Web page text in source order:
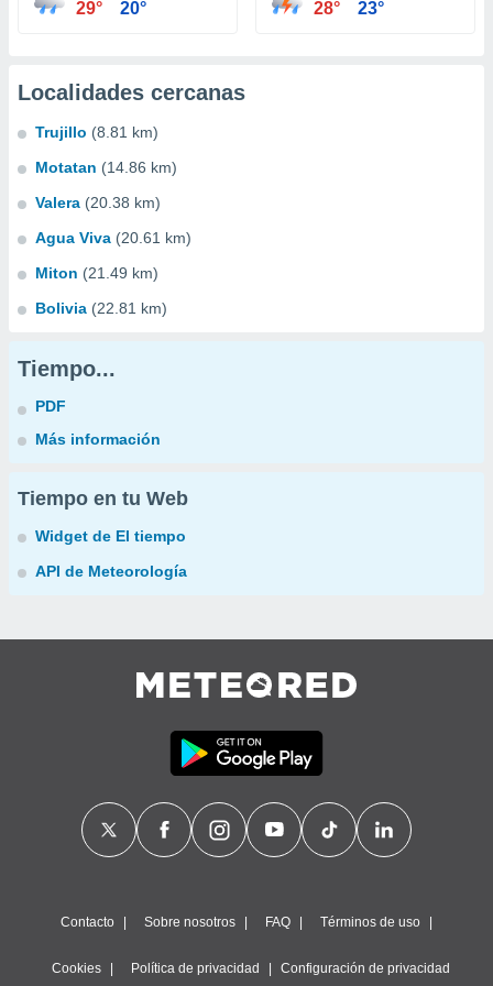
29° 20° 28° 23°
Localidades cercanas
Trujillo (8.81 km)
Motatan (14.86 km)
Valera (20.38 km)
Agua Viva (20.61 km)
Miton (21.49 km)
Bolivia (22.81 km)
Tiempo...
PDF
Más información
Tiempo en tu Web
Widget de El tiempo
API de Meteorología
Contacto Sobre nosotros FAQ Términos de uso
Cookies Política de privacidad Configuración de privacidad